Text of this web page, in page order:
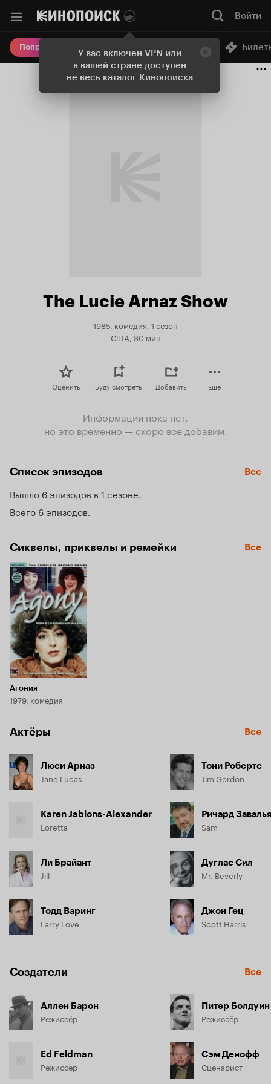
У вас включен VPN или
в вашей стране доступен
не весь каталог Кинопоиска
Войти
Попробовать Плюс Онлайн-кинотеатр
The Lucie Arnaz Show
1985, комедия, 1 сезон
США, 30 мин
Оценить Буду смотреть Добавить Еще
Информации пока нет,
но это временно — скоро все добавим.
Список эпизодов Все
Вышло 6 эпизодов в 1 сезоне
Всего 6 эпизодов
Сиквелы, приквелы и ремейки Все
Агония
1979, комедия
Актёры Все
Люси Арназ
Jane Lucas
Karen Jablons-Alexander
Loretta
Ли Брайант
Jill
Тодд Варинг
Larry Love
Тони Робертс
Jim Gordon
Ричард Завалья
Sam
Дуглас Сил
Mr. Beverly
Джон Гец
Scott Harris
Создатели Все
Аллен Барон
Режиссёр
Ed Feldman
Режиссёр
Питер Болдуин
Режиссёр
Сэм Денофф
Сценарист